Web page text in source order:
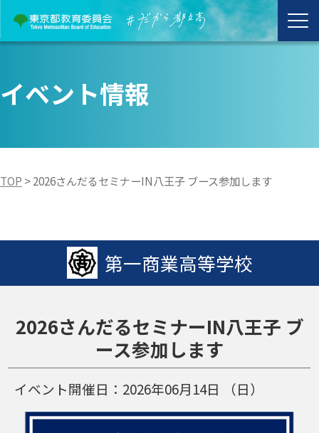
イベント情報
TOP >2026さんだるセミナーIN八王子 ブース参加します
第一商業高等学校
2026さんだるセミナーIN八王子 ブ
ース参加します
イベント開催日： 2026年06月14日 （日）